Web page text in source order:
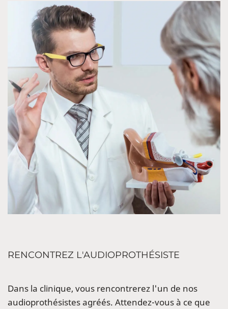
RENCONTREZ L'AUDIOPROTHÉSISTE
Dans la clinique, vous rencontrerez l'un de nos
audioprothésistes agréés. Attendez-vous à ce que